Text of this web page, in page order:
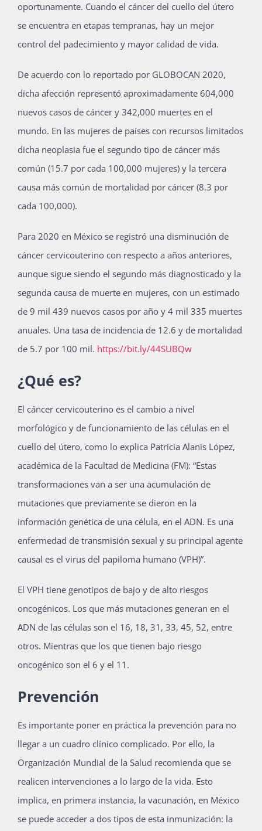
oportunamente. Cuando el cáncer del cuello del útero
se encuentra en etapas tempranas, hay un mejor
control del padecimiento y mayor calidad de vida.
De acuerdo con lo reportado por GLOBOCAN 2020,
dicha afección representó aproximadamente 604,000
nuevos casos de cáncer y 342,000 muertes en el
mundo. En las mujeres de países con recursos limitados
dicha neoplasia fue el segundo tipo de cáncer más
común (15.7 por cada 100,000 mujeres) y la tercera
causa más común de mortalidad por cáncer (8.3 por
cada 100,000).
Para 2020 en México se registró una disminución de
cáncer cervicouterino con respecto a años anteriores,
aunque sigue siendo el segundo más diagnosticado y la
segunda causa de muerte en mujeres, con un estimado
de 9 mil 439 nuevos casos por año y 4 mil 335 muertes
anuales. Una tasa de incidencia de 12.6 y de mortalidad
de 5.7 por 100 mil. https://bit.ly/44SUBQw
¿Qué es?
El cáncer cervicouterino es el cambio a nivel
morfológico y de funcionamiento de las células en el
cuello del útero, como lo explica Patricia Alanis López,
académica de la Facultad de Medicina (FM): “Estas
transformaciones van a ser una acumulación de
mutaciones que previamente se dieron en la
información genética de una célula, en el ADN. Es una
enfermedad de transmisión sexual y su principal agente
causal es el virus del papiloma humano (VPH)”.
El VPH tiene genotipos de bajo y de alto riesgos
oncogénicos. Los que más mutaciones generan en el
ADN de las células son el 16, 18, 31, 33, 45, 52, entre
otros. Mientras que los que tienen bajo riesgo
oncogénico son el 6 y el 11.
Prevención
Es importante poner en práctica la prevención para no
llegar a un cuadro clínico complicado. Por ello, la
Organización Mundial de la Salud recomienda que se
realicen intervenciones a lo largo de la vida. Esto
implica, en primera instancia, la vacunación, en México
se puede acceder a dos tipos de esta inmunización: la